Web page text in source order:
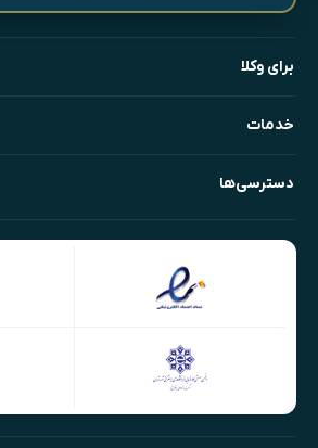
برای وکلا
خدمات
دسترسی‌ها